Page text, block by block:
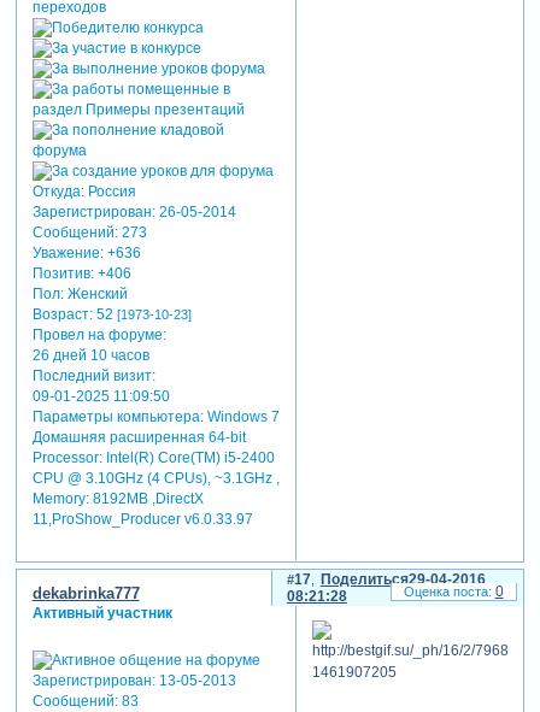
Откуда:Россия
Зарегистрирован: 26-05-2014
Сообщений:273
Уважение: +636
Позитив: +406
Пол:Женский
Возраст:52 [1973-10-23]
Провел на форуме:
26 дней 10 часов
Последний визит:
09-01-2025 11:09:50
Параметры компьютера:Windows 7
Домашняя расширенная 64-bit
Processor: Intel(R) Core(TM) i5-2400
CPU @ 3.10GHz (4 CPUs), ~3.1GHz ,
Memory: 8192MB ,DirectX
11,ProShow_Producer v6.0.33.97
Поделиться
17
29-04-2016
08:21:28
dekabrinka777
Активный участник
Зарегистрирован: 13-05-2013
Сообщений:83
0